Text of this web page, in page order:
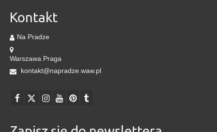
Kontakt
Na Pradze
Warszawa Praga
kontakt@napradze.waw.pl